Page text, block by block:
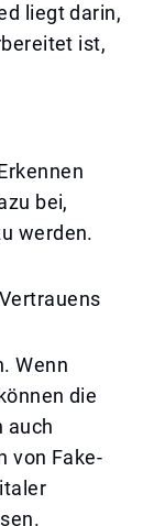
liegt darin,
ist,
bei,
werden.
Wenn
die
auch
von Fake-